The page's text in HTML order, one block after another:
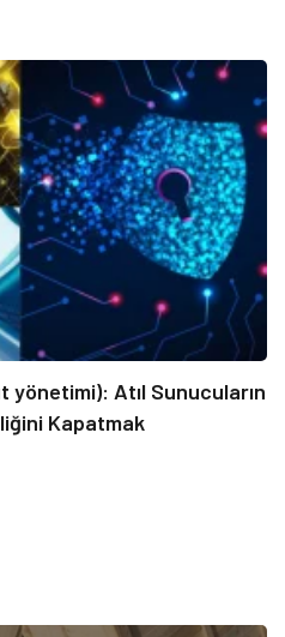
yönetimi): Atıl Sunucuların
Kapatmak